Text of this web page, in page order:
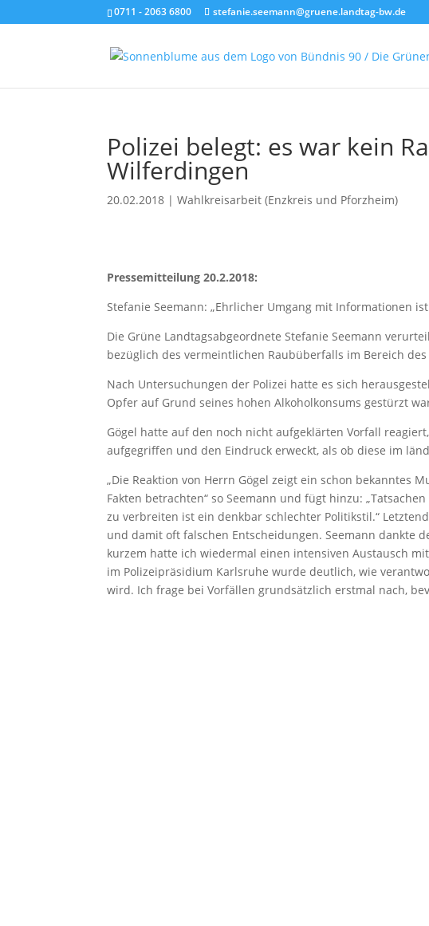
0711 - 2063 6800 stefanie.seemann@gruene.landtag-bw.de
Polizei belegt: es war kein
Wilferdingen
20.02.2018 |Wahlkreisarbeit (Enzkreis und Pforzheim)
Pressemitteilung 20.2.2018:
Stefanie Seemann: „Ehrlicher Umgang mit Informationen
Die Grüne Landtagsabgeordnete Stefanie Seemann
bezüglich des vermeintlichen Raubüberfalls im Bereich
Nach Untersuchungen der Polizei hatte es sich
Opfer auf Grund seines hohen Alkoholkonsums gestürzt
Gögel hatte auf den noch nicht aufgeklärten Vorfall
aufgegriffen und den Eindruck erweckt, als ob diese im
„Die Reaktion von Herrn Gögel zeigt ein schon bekanntes
Fakten betrachten“ so Seemann und fügt hinzu:
zu verbreiten ist ein denkbar schlechter Politikstil.“
und damit oft falschen Entscheidungen. Seemann dankte
kurzem hatte ich wiedermal einen intensiven Austausch
im Polizeipräsidium Karlsruhe wurde deutlich, wie
wird. Ich frage bei Vorfällen grundsätzlich erstmal nach,